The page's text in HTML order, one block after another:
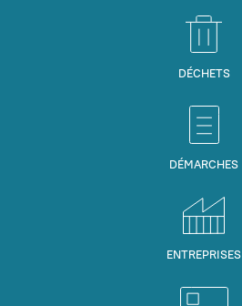
DÉCHETS
DÉMARCHES
ENTREPRISES